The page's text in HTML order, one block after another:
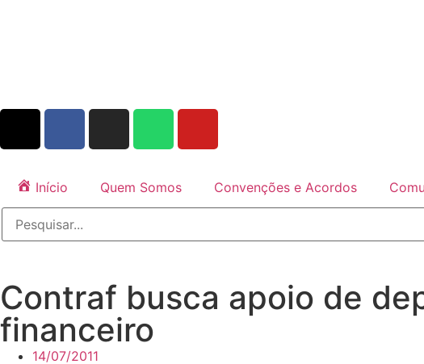
Início Quem Somos Convenções e Acordos
Contraf busca apoio de
financeiro
14/07/2011